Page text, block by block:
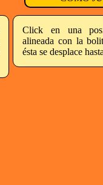
Click en una
alineada con la
ésta se desplace